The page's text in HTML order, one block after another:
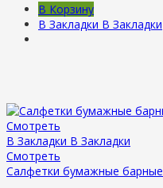
В Корзину
В Закладки В Закладки
Смотреть
В Закладки В Закладки
Смотреть
Салфетки бумажные барные